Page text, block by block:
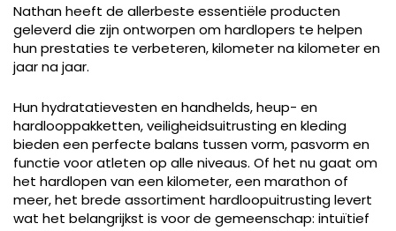
Nathan heeft de allerbeste essentiële producten
geleverd die zijn ontworpen om hardlopers te helpen
hun prestaties te verbeteren, kilometer na kilometer en
jaar na jaar.
Hun hydratatievesten en handhelds, heup- en
hardlooppakketten, veiligheidsuitrusting en kleding
bieden een perfecte balans tussen vorm, pasvorm en
functie voor atleten op alle niveaus. Of het nu gaat om
het hardlopen van een kilometer, een marathon of
meer, het brede assortiment hardloopuitrusting levert
wat het belangrijkst is voor de gemeenschap: intuïtief